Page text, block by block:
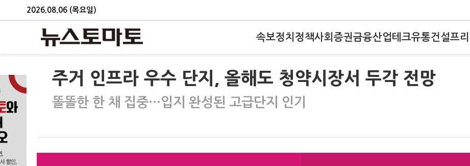
2026.08.06 (목요일)
속보정치 정책사회 증권금융산업테크유통건설프
주거 인프라 우수 단지, 올해도 청약시장서 두각 전망
똘똘한 한 채 집중…입지 완성된 고급단지 인기